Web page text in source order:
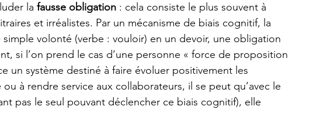
la fausse obligation : cela consiste le plus souvent à
et irréalistes. Par un mécanisme de biais cognitif, la
volonté (verbe : vouloir) en un devoir, une obligation
si l’on prend le cas d’une personne « force de proposition
un système destiné à faire évoluer positivement les
à rendre service aux collaborateurs, il se peut qu’avec le
pas le seul pouvant déclencher ce biais cognitif), elle